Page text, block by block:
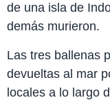
de una isla de
demás murieron.
Las tres ballenas
devueltas al mar
locales a lo largo